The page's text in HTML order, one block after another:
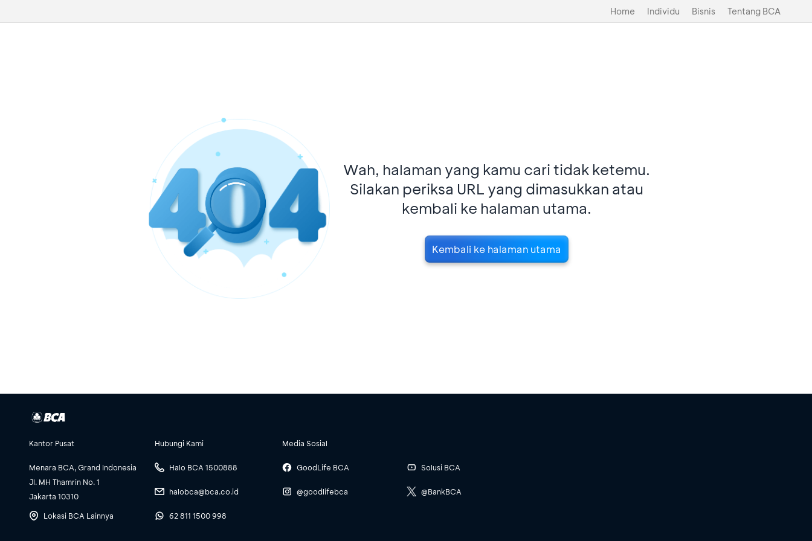
Home Individu Bisnis Tentang BCA
Wah, halaman yang kamu cari tidak ketemu.
Silakan periksa URL yang dimasukkan atau
kembali ke halaman utama.
Kembali ke halaman utama
Kantor Pusat
Menara BCA, Grand Indonesia
Jl. MH Thamrin No. 1
Jakarta 10310
Lokasi BCA Lainnya
Hubungi Kami
Halo BCA 1500888
halobca@bca.co.id
62 811 1500 998
Media Sosial
GoodLife BCA
@goodlifebca
Solusi BCA
@BankBCA